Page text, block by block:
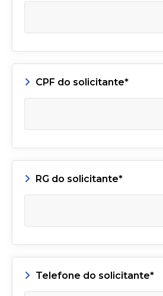
CPF do solicitante*
RG do solicitante*
Telefone do solicitante*